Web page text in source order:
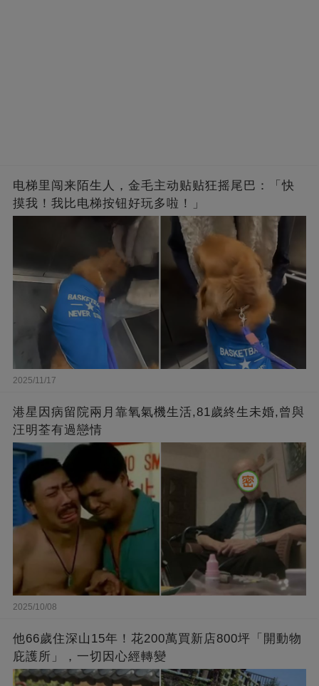
电梯里闯来陌生人，金毛主动贴贴狂摇尾巴：「快
摸我！我比电梯按钮好玩多啦！」
2025/11/17
港星因病留院兩月靠氧氣機生活,81歲終生未婚,曾與
汪明荃有過戀情
2025/10/08
他66歲住深山15年！花200萬買新店800坪「開動物
庇護所」，一切因心經轉變